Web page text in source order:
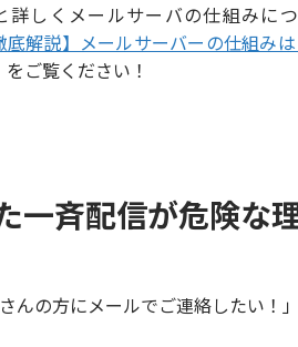
詳しくメールサーバの仕組みに
底解説】メールサーバーの仕組み
をご覧ください！
一斉配信が危険な
んの方にメールでご連絡したい！